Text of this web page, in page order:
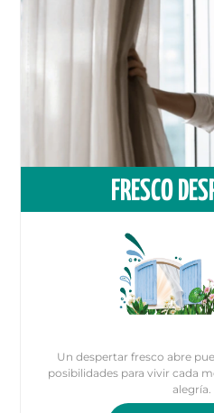
FRESCO
Un despertar fresco abre
posibilidades para vivir cada
alegría.